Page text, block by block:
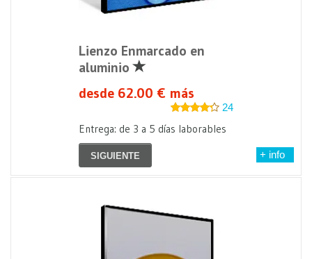
Lienzo Enmarcado en
aluminio
desde 62.00 € más
24
Entrega: de 3 a 5 días laborables
SIGUIENTE + info